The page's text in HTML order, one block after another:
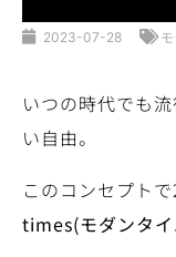
2023-07-28
いつの時代でも
い自由。
このコンセプト
times(モダンタイ